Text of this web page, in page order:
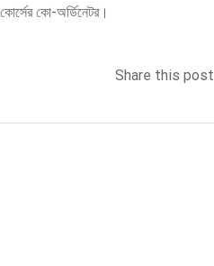
কো-অর্ডিনেটর।
Share this post